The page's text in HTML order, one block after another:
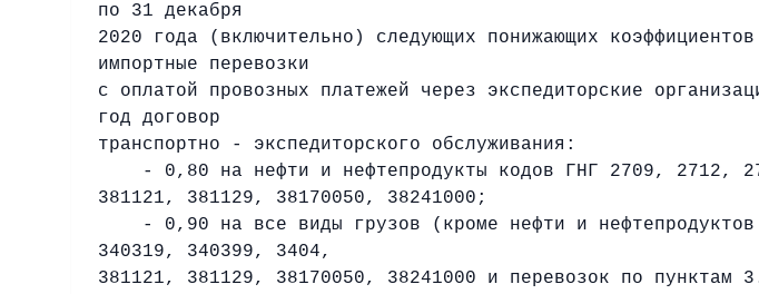
по 31 декабря
2020 года (включительно) следующих понижающих
импортные перевозки
с оплатой провозных платежей через экспедиторские
год договор
транспортно - экспедиторского обслуживания:
- 0,80 на нефти и нефтепродукты кодов ГНГ 2709, 2712,
381121, 381129, 38170050, 38241000;
- 0,90 на все виды грузов (кроме нефти и
340319, 340399, 3404,
381121, 381129, 38170050, 38241000 и перевозок по